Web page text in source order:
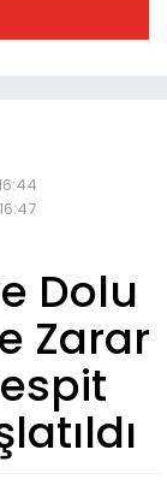
Dolu
Zarar